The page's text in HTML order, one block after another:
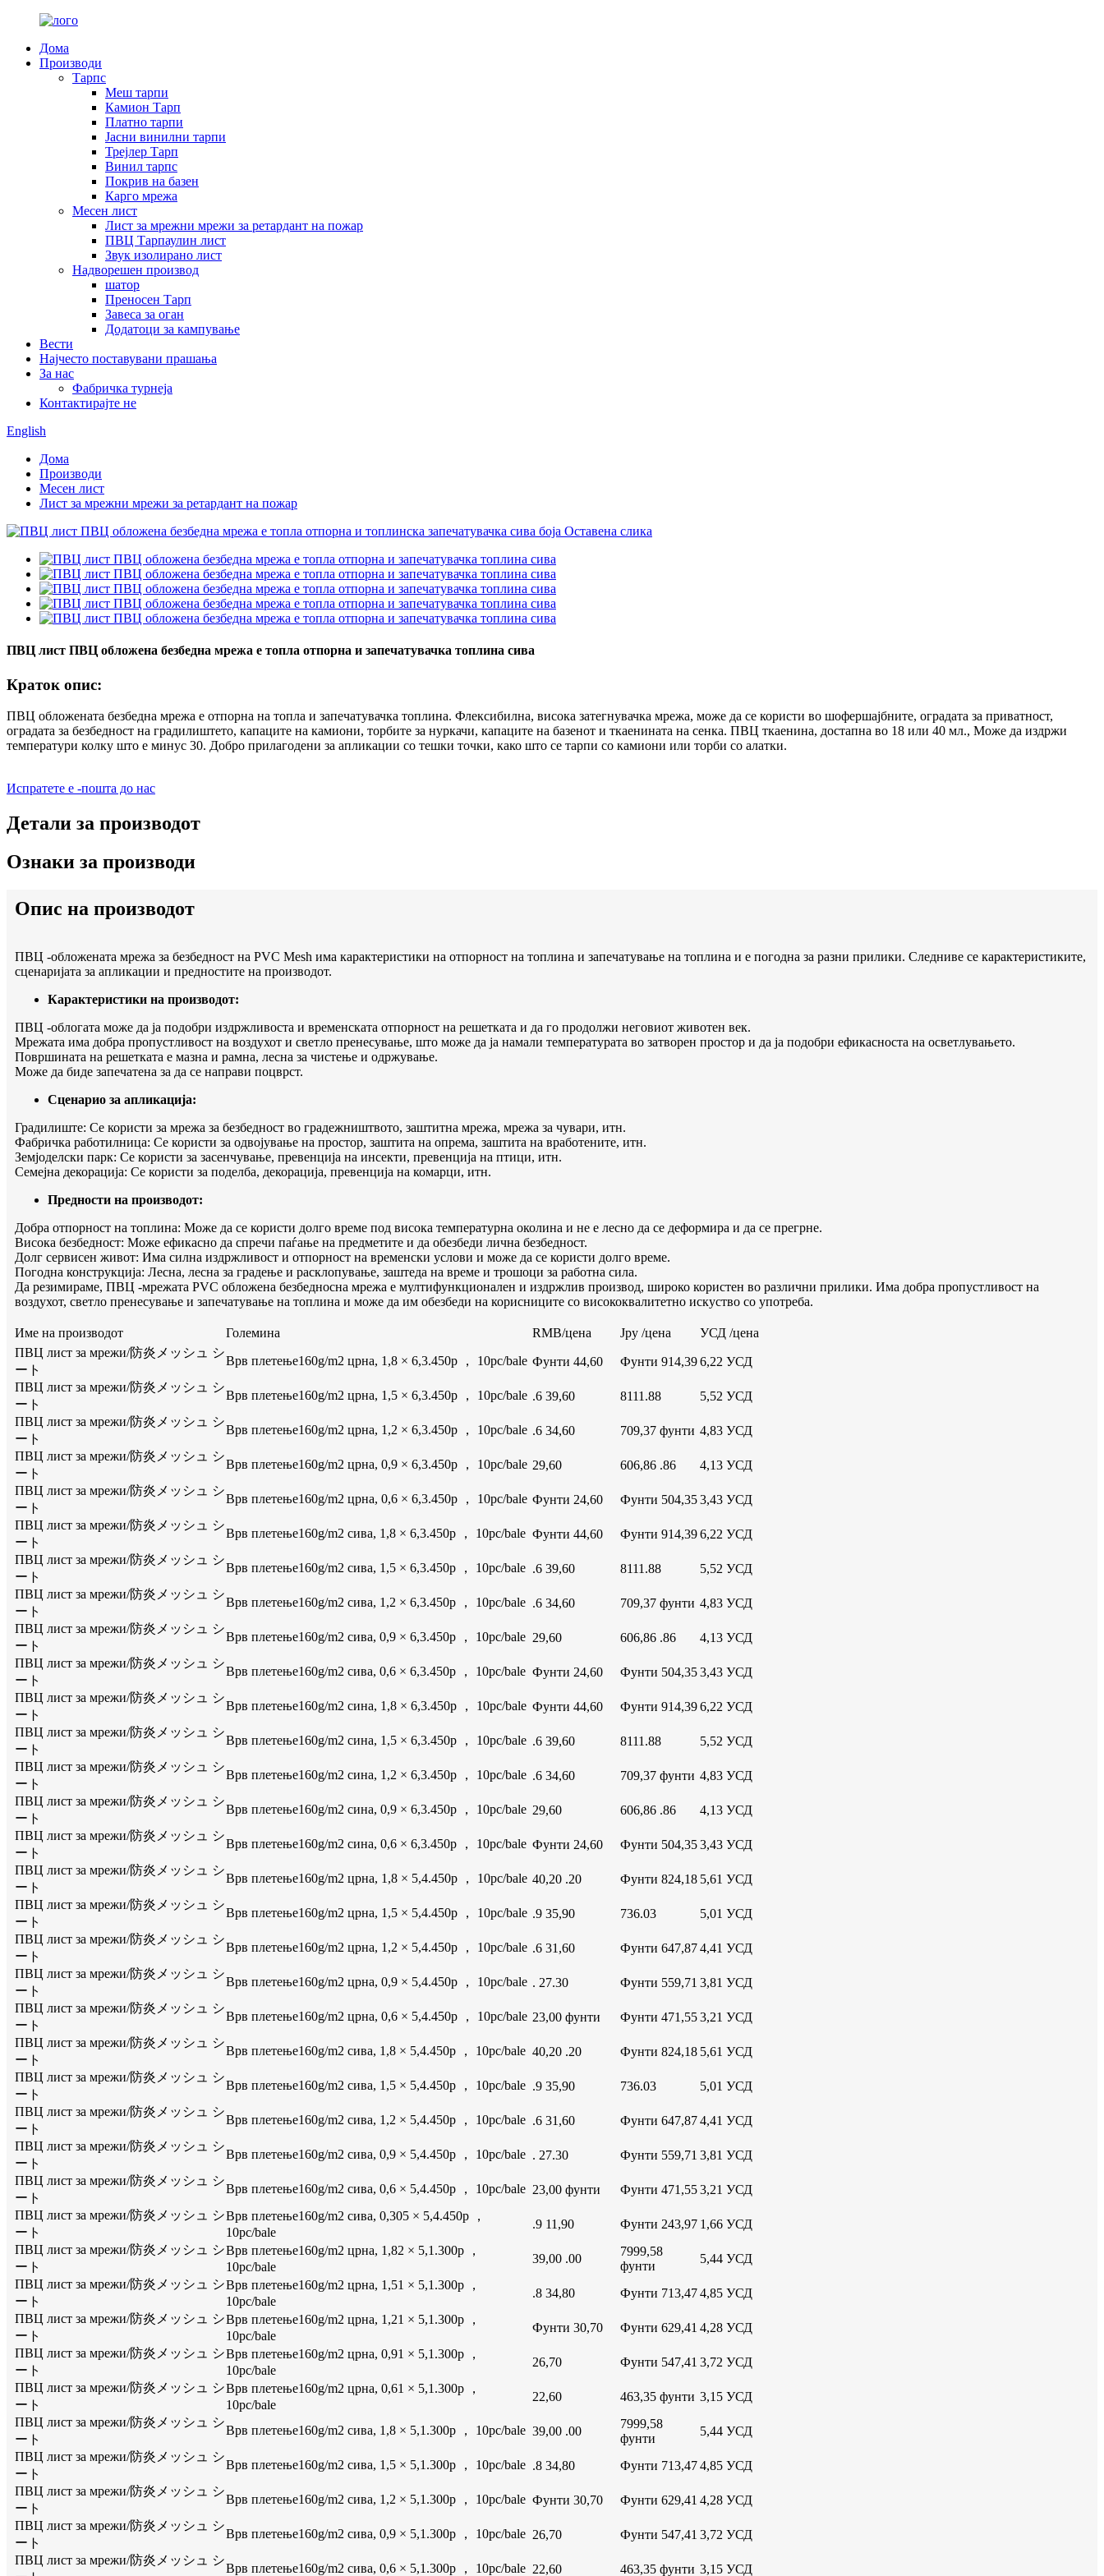
Дома
Производи
Тарпс
Меш тарпи
Камион Тарп
Платно тарпи
Јасни винилни тарпи
Трејлер Тарп
Винил тарпс
Покрив на базен
Карго мрежа
Месен лист
Лист за мрежни мрежи за ретардант на пожар
ПВЦ Тарпаулин лист
Звук изолирано лист
Надворешен производ
шатор
Преносен Тарп
Завеса за оган
Додатоци за кампување
Вести
Најчесто поставувани прашања
За нас
Фабричка турнеја
Контактирајте не
English
Дома
Производи
Месен лист
Лист за мрежни мрежи за ретардант на пожар
ПВЦ лист ПВЦ обложена безбедна мрежа е топла отпорна и запечатувачка топлина сива
Краток опис:
ПВЦ обложената безбедна мрежа е отпорна на топла и запечатувачка топлина. Флексибилна, висока затегнувачка мрежа, може да се користи во шофершајбните, оградата за приватност,
оградата за безбедност на градилиштето, капаците на камиони, торбите за нуркачи, капаците на базенот и ткаенината на сенка. ПВЦ ткаенина, достапна во 18 или 40 мл., Може да издржи
температури колку што е минус 30. Добро прилагодени за апликации со тешки точки, како што се тарпи со камиони или торби со алатки.
Испратете е -пошта до нас
Детали за производот
Ознаки за производи
Опис на производот
ПВЦ -обложената мрежа за безбедност на PVC Mesh има карактеристики на отпорност на топлина и запечатување на топлина и е погодна за разни прилики. Следниве се карактеристиките,
сценаријата за апликации и предностите на производот.
Карактеристики на производот:
ПВЦ -облогата може да ја подобри издржливоста и временската отпорност на решетката и да го продолжи неговиот животен век.
Мрежата има добра пропустливост на воздухот и светло пренесување, што може да ја намали температурата во затворен простор и да ја подобри ефикасноста на осветлувањето.
Површината на решетката е мазна и рамна, лесна за чистење и одржување.
Може да биде запечатена за да се направи поцврст.
Сценарио за апликација:
Градилиште: Се користи за мрежа за безбедност во градежништвото, заштитна мрежа, мрежа за чувари, итн.
Фабричка работилница: Се користи за одвојување на простор, заштита на опрема, заштита на вработените, итн.
Земјоделски парк: Се користи за засенчување, превенција на инсекти, превенција на птици, итн.
Семејна декорација: Се користи за поделба, декорација, превенција на комарци, итн.
Предности на производот:
Добра отпорност на топлина: Може да се користи долго време под висока температурна околина и не е лесно да се деформира и да се прегрне.
Висока безбедност: Може ефикасно да спречи паѓање на предметите и да обезбеди лична безбедност.
Долг сервисен живот: Има силна издржливост и отпорност на временски услови и може да се користи долго време.
Погодна конструкција: Лесна, лесна за градење и расклопување, заштеда на време и трошоци за работна сила.
Да резимираме, ПВЦ -мрежата PVC обложена безбедносна мрежа е мултифункционален и издржлив производ, широко користен во различни прилики. Има добра пропустливост на
воздухот, светло пренесување и запечатување на топлина и може да им обезбеди на корисниците со висококвалитетно искуство со употреба.
Име на производот Големина RMB/цена Jpy /цена
УСД /цена
ПВЦ лист за мрежи/防炎メッシュ シ
ート
Врв плетење160g/m2 црна, 1,8 × 6,3.450p ， 10pc/bale Фунти 44,60 Фунти 914,396,22 УСД
ПВЦ лист за мрежи/防炎メッシュ シ
ート
Врв плетење160g/m2 црна, 1,5 × 6,3.450p ， 10pc/bale .6 39,60 8111.88
5,52 УСД
ПВЦ лист за мрежи/防炎メッシュ シ
ート
Врв плетење160g/m2 црна, 1,2 × 6,3.450p ， 10pc/bale .6 34,60 709,37 фунти 4,83 УСД
ПВЦ лист за мрежи/防炎メッシュ シ
ート
Врв плетење160g/m2 црна, 0,9 × 6,3.450p ， 10pc/bale 29,60 606,86 .86
4,13 УСД
ПВЦ лист за мрежи/防炎メッシュ シ
ート
Врв плетење160g/m2 црна, 0,6 × 6,3.450p ， 10pc/bale Фунти 24,60 Фунти 504,353,43 УСД
ПВЦ лист за мрежи/防炎メッシュ シ
ート
Врв плетење160g/m2 сива, 1,8 × 6,3.450p ， 10pc/bale Фунти 44,60 Фунти 914,396,22 УСД
ПВЦ лист за мрежи/防炎メッシュ シ
ート
Врв плетење160g/m2 сива, 1,5 × 6,3.450p ， 10pc/bale .6 39,60 8111.88
5,52 УСД
ПВЦ лист за мрежи/防炎メッシュ シ
ート
Врв плетење160g/m2 сива, 1,2 × 6,3.450p ， 10pc/bale .6 34,60 709,37 фунти 4,83 УСД
ПВЦ лист за мрежи/防炎メッシュ シ
ート
Врв плетење160g/m2 сива, 0,9 × 6,3.450p ， 10pc/bale 29,60 606,86 .86
4,13 УСД
ПВЦ лист за мрежи/防炎メッシュ シ
ート
Врв плетење160g/m2 сива, 0,6 × 6,3.450p ， 10pc/bale Фунти 24,60 Фунти 504,353,43 УСД
ПВЦ лист за мрежи/防炎メッシュ シ
ート
Врв плетење160g/m2 сина, 1,8 × 6,3.450p ， 10pc/bale Фунти 44,60 Фунти 914,396,22 УСД
ПВЦ лист за мрежи/防炎メッシュ シ
ート
Врв плетење160g/m2 сина, 1,5 × 6,3.450p ， 10pc/bale .6 39,60 8111.88
5,52 УСД
ПВЦ лист за мрежи/防炎メッシュ シ
ート
Врв плетење160g/m2 сина, 1,2 × 6,3.450p ， 10pc/bale .6 34,60 709,37 фунти 4,83 УСД
ПВЦ лист за мрежи/防炎メッシュ シ
ート
Врв плетење160g/m2 сина, 0,9 × 6,3.450p ， 10pc/bale 29,60 606,86 .86
4,13 УСД
ПВЦ лист за мрежи/防炎メッシュ シ
ート
Врв плетење160g/m2 сина, 0,6 × 6,3.450p ， 10pc/bale Фунти 24,60 Фунти 504,353,43 УСД
ПВЦ лист за мрежи/防炎メッシュ シ
ート
Врв плетење160g/m2 црна, 1,8 × 5,4.450p ， 10pc/bale 40,20 .20 Фунти 824,18 5,61 УСД
ПВЦ лист за мрежи/防炎メッシュ シ
ート
Врв плетење160g/m2 црна, 1,5 × 5,4.450p ， 10pc/bale .9 35,90 736.03
5,01 УСД
ПВЦ лист за мрежи/防炎メッシュ シ
ート
Врв плетење160g/m2 црна, 1,2 × 5,4.450p ， 10pc/bale .6 31,60 Фунти 647,874,41 УСД
ПВЦ лист за мрежи/防炎メッシュ シ
ート
Врв плетење160g/m2 црна, 0,9 × 5,4.450p ， 10pc/bale . 27.30 Фунти 559,71 3,81 УСД
ПВЦ лист за мрежи/防炎メッシュ シ
ート
Врв плетење160g/m2 црна, 0,6 × 5,4.450p ， 10pc/bale 23,00 фунти Фунти 471,553,21 УСД
ПВЦ лист за мрежи/防炎メッシュ シ
ート
Врв плетење160g/m2 сива, 1,8 × 5,4.450p ， 10pc/bale 40,20 .20 Фунти 824,18 5,61 УСД
ПВЦ лист за мрежи/防炎メッシュ シ
ート
Врв плетење160g/m2 сива, 1,5 × 5,4.450p ， 10pc/bale .9 35,90 736.03
5,01 УСД
ПВЦ лист за мрежи/防炎メッシュ シ
ート
Врв плетење160g/m2 сива, 1,2 × 5,4.450p ， 10pc/bale .6 31,60 Фунти 647,874,41 УСД
ПВЦ лист за мрежи/防炎メッシュ シ
ート
Врв плетење160g/m2 сива, 0,9 × 5,4.450p ， 10pc/bale . 27.30 Фунти 559,71 3,81 УСД
ПВЦ лист за мрежи/防炎メッシュ シ
ート
Врв плетење160g/m2 сива, 0,6 × 5,4.450p ， 10pc/bale 23,00 фунти Фунти 471,553,21 УСД
ПВЦ лист за мрежи/防炎メッシュ シ
ート
Врв плетење160g/m2 сива, 0,305 × 5,4.450p ，
10pc/bale
.9 11,90 Фунти 243,97 1,66 УСД
ПВЦ лист за мрежи/防炎メッシュ シ
ート
Врв плетење160g/m2 црна, 1,82 × 5,1.300p ，
10pc/bale
39,00 .00
7999,58
фунти
5,44 УСД
ПВЦ лист за мрежи/防炎メッシュ シ
ート
Врв плетење160g/m2 црна, 1,51 × 5,1.300p ，
10pc/bale
.8 34,80 Фунти 713,474,85 УСД
ПВЦ лист за мрежи/防炎メッシュ シ
ート
Врв плетење160g/m2 црна, 1,21 × 5,1.300p ，
10pc/bale
Фунти 30,70 Фунти 629,41 4,28 УСД
ПВЦ лист за мрежи/防炎メッシュ シ
ート
Врв плетење160g/m2 црна, 0,91 × 5,1.300p ，
10pc/bale
26,70 Фунти 547,41 3,72 УСД
ПВЦ лист за мрежи/防炎メッシュ シ
ート
Врв плетење160g/m2 црна, 0,61 × 5,1.300p ，
10pc/bale
22,60 463,35 фунти 3,15 УСД
ПВЦ лист за мрежи/防炎メッシュ シ
ート
Врв плетење160g/m2 сива, 1,8 × 5,1.300p ， 10pc/bale 39,00 .00
7999,58
фунти
5,44 УСД
ПВЦ лист за мрежи/防炎メッシュ シ
ート
Врв плетење160g/m2 сива, 1,5 × 5,1.300p ， 10pc/bale .8 34,80 Фунти 713,474,85 УСД
ПВЦ лист за мрежи/防炎メッシュ シ
ート
Врв плетење160g/m2 сива, 1,2 × 5,1.300p ， 10pc/bale Фунти 30,70 Фунти 629,41 4,28 УСД
ПВЦ лист за мрежи/防炎メッシュ シ
ート
Врв плетење160g/m2 сива, 0,9 × 5,1.300p ， 10pc/bale 26,70 Фунти 547,41 3,72 УСД
ПВЦ лист за мрежи/防炎メッシュ シ
Врв плетење160g/m2 сива, 0,6 × 5,1.300p ， 10pc/bale 22,60 463,35 фунти 3,15 УСД